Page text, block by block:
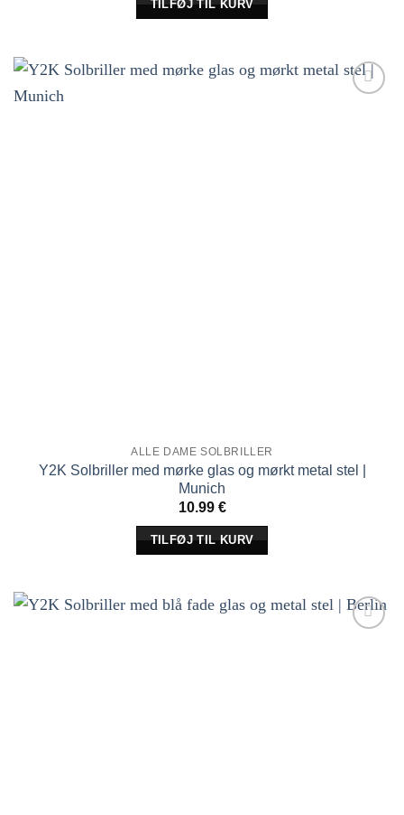
TILFØJ TIL KURV
ALLE DAME SOLBRILLER
Y2K Solbriller med mørke glas og mørkt metal stel |
Munich
10.99 €
TILFØJ TIL KURV